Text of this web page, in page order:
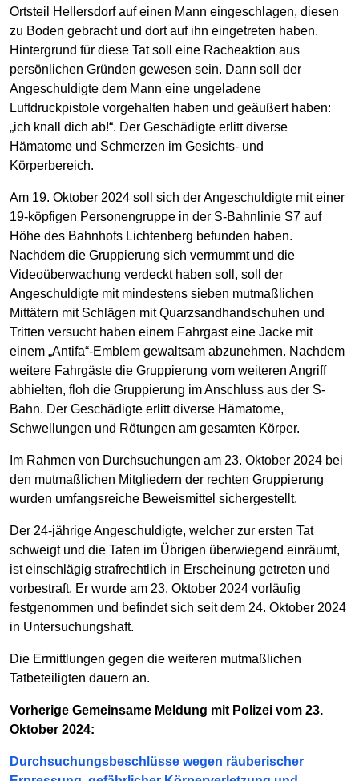
Ortsteil Hellersdorf auf einen Mann eingeschlagen, diesen
zu Boden gebracht und dort auf ihn eingetreten haben.
Hintergrund für diese Tat soll eine Racheaktion aus
persönlichen Gründen gewesen sein. Dann soll der
Angeschuldigte dem Mann eine ungeladene
Luftdruckpistole vorgehalten haben und geäußert haben:
„ich knall dich ab!“. Der Geschädigte erlitt diverse
Hämatome und Schmerzen im Gesichts- und
Körperbereich.
Am 19. Oktober 2024 soll sich der Angeschuldigte mit einer
19-köpfigen Personengruppe in der S-Bahnlinie S7 auf
Höhe des Bahnhofs Lichtenberg befunden haben.
Nachdem die Gruppierung sich vermummt und die
Videoüberwachung verdeckt haben soll, soll der
Angeschuldigte mit mindestens sieben mutmaßlichen
Mittätern mit Schlägen mit Quarzsandhandschuhen und
Tritten versucht haben einem Fahrgast eine Jacke mit
einem „Antifa“-Emblem gewaltsam abzunehmen. Nachdem
weitere Fahrgäste die Gruppierung vom weiteren Angriff
abhielten, floh die Gruppierung im Anschluss aus der S-
Bahn. Der Geschädigte erlitt diverse Hämatome,
Schwellungen und Rötungen am gesamten Körper.
Im Rahmen von Durchsuchungen am 23. Oktober 2024 bei
den mutmaßlichen Mitgliedern der rechten Gruppierung
wurden umfangsreiche Beweismittel sichergestellt.
Der 24-jährige Angeschuldigte, welcher zur ersten Tat
schweigt und die Taten im Übrigen überwiegend einräumt,
ist einschlägig strafrechtlich in Erscheinung getreten und
vorbestraft. Er wurde am 23. Oktober 2024 vorläufig
festgenommen und befindet sich seit dem 24. Oktober 2024
in Untersuchungshaft.
Die Ermittlungen gegen die weiteren mutmaßlichen
Tatbeteiligten dauern an.
Vorherige Gemeinsame Meldung mit Polizei vom 23.
Oktober 2024:
Durchsuchungsbeschlüsse wegen räuberischer